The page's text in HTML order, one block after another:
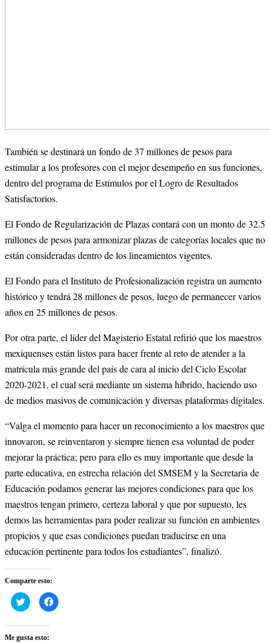
También se destinará un fondo de 37 millones de pesos para
estimular a los profesores con el mejor desempeño en sus funciones,
dentro del programa de Estímulos por el Logro de Resultados
Satisfactorios.
El Fondo de Regularización de Plazas contará con un monto de 32.5
millones de pesos para armonizar plazas de categorías locales que no
están consideradas dentro de los lineamientos vigentes.
El Fondo para el Instituto de Profesionalización registra un aumento
histórico y tendrá 28 millones de pesos, luego de permanecer varios
años en 25 millones de pesos.
Por otra parte, el líder del Magisterio Estatal refirió que los maestros
mexiquenses están listos para hacer frente al reto de atender a la
matrícula más grande del país de cara al inicio del Ciclo Escolar
2020-2021, el cual será mediante un sistema híbrido, haciendo uso
de medios masivos de comunicación y diversas plataformas digitales.
“Valga el momento para hacer un reconocimiento a los maestros que
innovaron, se reinventaron y siempre tienen esa voluntad de poder
mejorar la práctica; pero para ello es muy importante que desde la
parte educativa, en estrecha relación del SMSEM y la Secretaría de
Educación podamos generar las mejores condiciones para que los
maestros tengan primero, certeza laboral y que por supuesto, les
demos las herramientas para poder realizar su función en ambientes
propicios y que esas condiciones puedan traducirse en una
educación pertinente para todos los estudiantes”, finalizó.
Comparte esto:
Haz
clic
en
Twitter
Haz
clic
Me gusta esto: